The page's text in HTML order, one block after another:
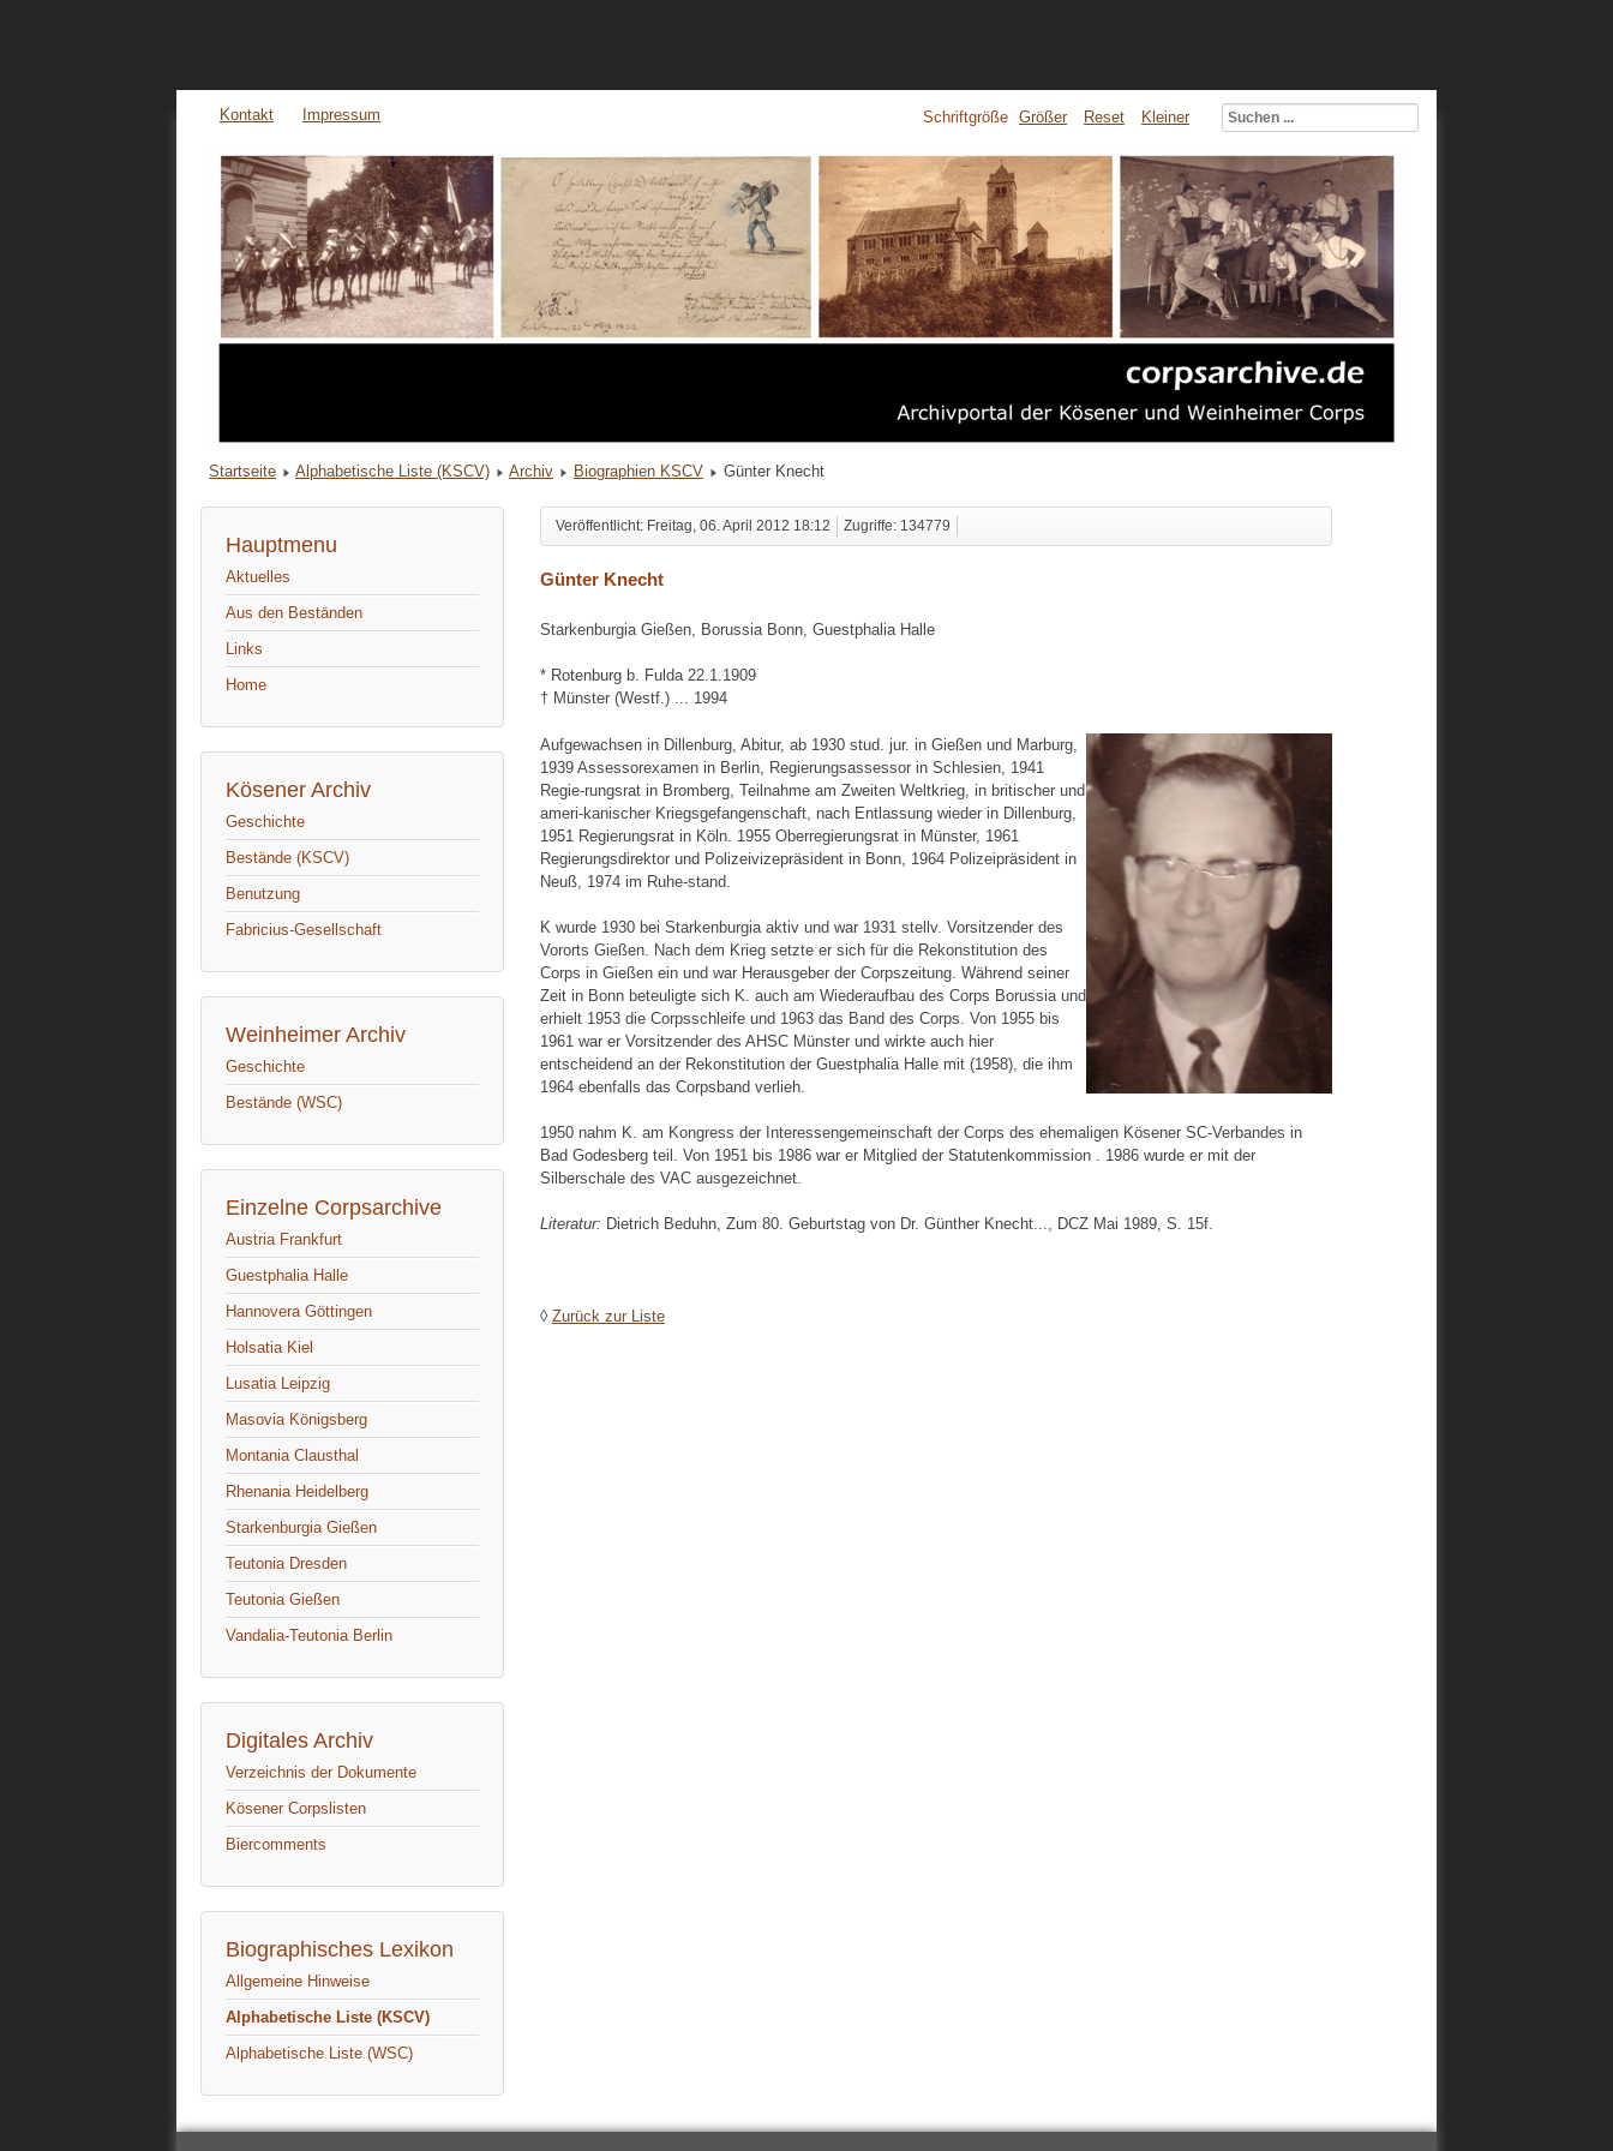
Kontakt Impressum Schriftgröße Größer Reset Kleiner
Startseite Alphabetische Liste (KSCV) Archiv Biographien KSCV Günter Knecht
Hauptmenu
Aktuelles
Aus den Beständen
Links
Home
Kösener Archiv
Geschichte
Bestände (KSCV)
Benutzung
Fabricius-Gesellschaft
Weinheimer Archiv
Geschichte
Bestände (WSC)
Einzelne Corpsarchive
Austria Frankfurt
Guestphalia Halle
Hannovera Göttingen
Holsatia Kiel
Lusatia Leipzig
Masovia Königsberg
Montania Clausthal
Rhenania Heidelberg
Starkenburgia Gießen
Teutonia Dresden
Teutonia Gießen
Vandalia-Teutonia Berlin
Digitales Archiv
Verzeichnis der Dokumente
Kösener Corpslisten
Biercomments
Biographisches Lexikon
Allgemeine Hinweise
Alphabetische Liste (KSCV)
Alphabetische Liste (WSC)
Veröffentlicht: Freitag, 06. April 2012 18:12 Zugriffe: 134779
Günter Knecht
Starkenburgia Gießen, Borussia Bonn, Guestphalia Halle
* Rotenburg b. Fulda 22.1.1909
† Münster (Westf.) ... 1994
Aufgewachsen in Dillenburg, Abitur, ab 1930 stud. jur. in Gießen und Marburg,
1939 Assessorexamen in Berlin, Regierungsassessor in Schlesien, 1941
Regie-rungsrat in Bromberg, Teilnahme am Zweiten Weltkrieg, in britischer und
ameri-kanischer Kriegsgefangenschaft, nach Entlassung wieder in Dillenburg,
1951 Regierungsrat in Köln. 1955 Oberregierungsrat in Münster, 1961
Regierungsdirektor und Polizeivizepräsident in Bonn, 1964 Polizeipräsident in
Neuß, 1974 im Ruhe-stand.
K wurde 1930 bei Starkenburgia aktiv und war 1931 stellv. Vorsitzender des
Vororts Gießen. Nach dem Krieg setzte er sich für die Rekonstitution des
Corps in Gießen ein und war Herausgeber der Corpszeitung. Während seiner
Zeit in Bonn beteuligte sich K. auch am Wiederaufbau des Corps Borussia und
erhielt 1953 die Corpsschleife und 1963 das Band des Corps. Von 1955 bis
1961 war er Vorsitzender des AHSC Münster und wirkte auch hier
entscheidend an der Rekonstitution der Guestphalia Halle mit (1958), die ihm
1964 ebenfalls das Corpsband verlieh.
1950 nahm K. am Kongress der Interessengemeinschaft der Corps des ehemaligen Kösener SC-Verbandes in
Bad Godesberg teil. Von 1951 bis 1986 war er Mitglied der Statutenkommission . 1986 wurde er mit der
Silberschale des VAC ausgezeichnet.
Literatur: Dietrich Beduhn, Zum 80. Geburtstag von Dr. Günther Knecht..., DCZ Mai 1989, S. 15f.
◊ Zurück zur Liste